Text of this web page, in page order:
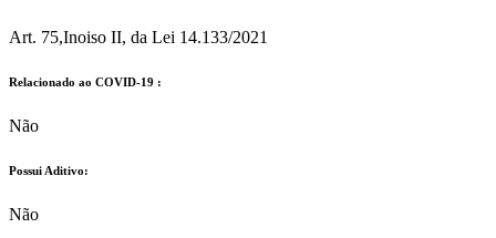
Art. 75,Inoiso II, da Lei 14.133/2021
Relacionado ao COVID-19 :​
Não
Possui Aditivo:​
Não